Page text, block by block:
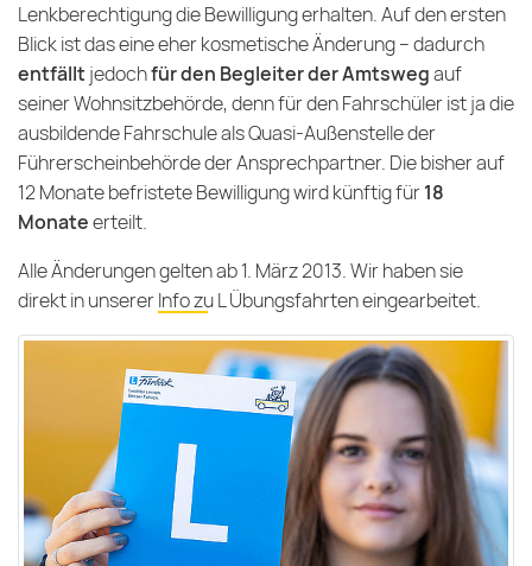
Lenkberechtigung die Bewilligung erhalten. Auf den ersten
Blick ist das eine eher kosmetische Änderung – dadurch
entfällt jedochfür den Begleiter der Amtswegauf
seiner Wohnsitzbehörde, denn für den Fahrschüler ist ja die
ausbildende Fahrschule als Quasi-Außenstelle der
Führerscheinbehörde der Ansprechpartner. Die bisher auf
12 Monate befristete Bewilligung wird künftig für18
Monateerteilt.
Alle Änderungen gelten ab 1. März 2013. Wir haben sie
direkt in unsererInfo zu L Übungsfahrteneingearbeitet.